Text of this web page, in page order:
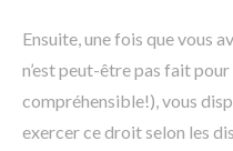
Ensuite, une fois que vous
n’est peut-être pas fait
compréhensible!), vous
exercer ce droit selon les